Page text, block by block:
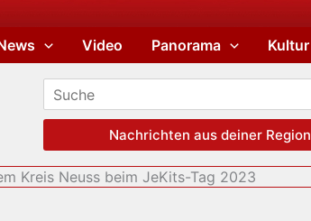
Video Panorama Kultur
Nachrichten aus deiner Region
Kreis Neuss beim JeKits-Tag 2023